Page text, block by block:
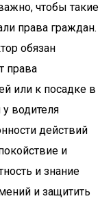
чтобы такие
права граждан.
обязан
права
или к посадке в
водителя
действий
и
и знание
и защитить